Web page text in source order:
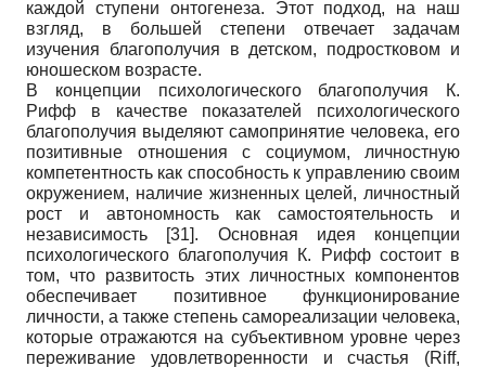
каждой ступени онтогенеза. Этот подход, на наш
взгляд, в большей степени отвечает задачам
изучения благополучия в детском, подростковом и
юношеском возрасте.
В концепции психологического благополучия К.
Рифф в качестве показателей психологического
благополучия выделяют самопринятие человека, его
позитивные отношения с социумом, личностную
компетентность как способность к управлению своим
окружением, наличие жизненных целей, личностный
рост и автономность как самостоятельность и
независимость
[31]. Основная идея концепции
психологического благополучия К. Рифф состоит в
том, что развитость этих личностных компонентов
обеспечивает позитивное функционирование
личности, а также степень самореализации человека,
которые отражаются на субъективном уровне через
переживание удовлетворенности и счастья (Riff,